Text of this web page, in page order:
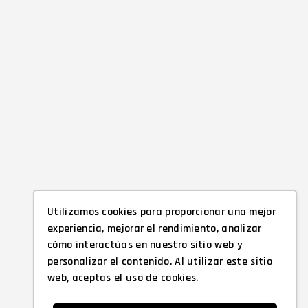
Utilizamos cookies para proporcionar una mejor
experiencia, mejorar el rendimiento, analizar
cómo interactúas en nuestro sitio web y
personalizar el contenido. Al utilizar este sitio
web, aceptas el uso de cookies.